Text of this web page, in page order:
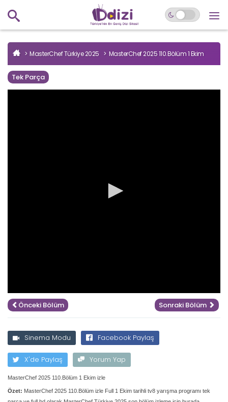
MasterChef Türkiye 2025 MasterChef 2025 110.Bölüm 1 Ekim
Tek Parça
Önceki Bölüm Sonraki Bölüm
Sinema Modu Facebook Paylaş
X'de Paylaş Yorum Yap
MasterChef 2025 110.Bölüm 1 Ekim izle
Özet: MasterChef 2025 110.Bölüm izle Full 1 Ekim tarihli tv8 yarışma programı tek